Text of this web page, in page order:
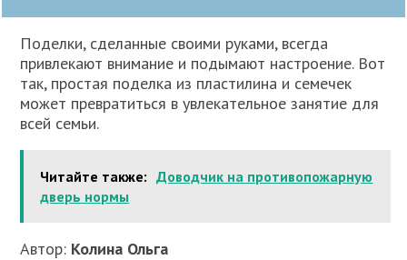
Поделки, сделанные своими руками, всегда
привлекают внимание и подымают настроение. Вот
так, простая поделка из пластилина и семечек
может превратиться в увлекательное занятие для
всей семьи.
Читайте также: Доводчик на противопожарную
дверь нормы
Автор: Колина Ольга